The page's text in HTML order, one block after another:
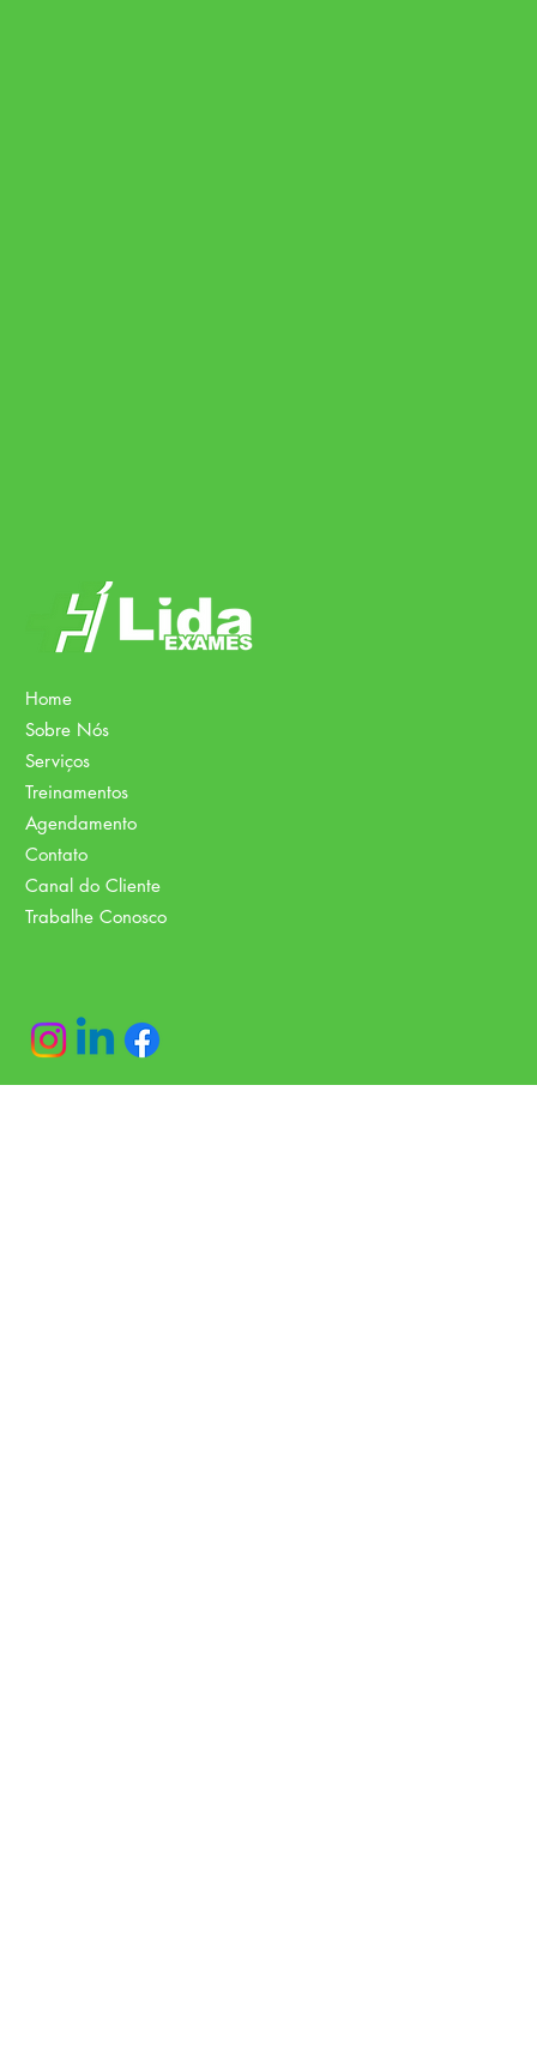
Home
Sobre Nós
Serviços
Treinamentos
Agendamento
Contato
Canal do Cliente
Trabalhe Conosco